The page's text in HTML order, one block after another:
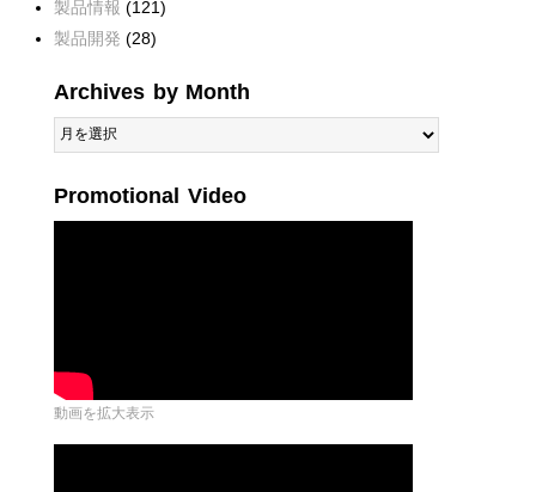
製品情報 (121)
製品開発 (28)
Archives by Month
Archives
Promotional Video
動画を拡大表示